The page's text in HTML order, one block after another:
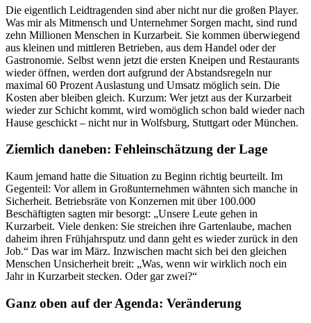
Die eigentlich Leidtragenden sind aber nicht nur die großen Player.
Was mir als Mitmensch und Unternehmer Sorgen macht, sind rund
zehn Millionen Menschen in Kurzarbeit. Sie kommen überwiegend
aus kleinen und mittleren Betrieben, aus dem Handel oder der
Gastronomie. Selbst wenn jetzt die ersten Kneipen und Restaurants
wieder öffnen, werden dort aufgrund der Abstandsregeln nur
maximal 60 Prozent Auslastung und Umsatz möglich sein. Die
Kosten aber bleiben gleich. Kurzum: Wer jetzt aus der Kurzarbeit
wieder zur Schicht kommt, wird womöglich schon bald wieder nach
Hause geschickt – nicht nur in Wolfsburg, Stuttgart oder München.
Ziemlich daneben: Fehleinschätzung der Lage
Kaum jemand hatte die Situation zu Beginn richtig beurteilt. Im
Gegenteil: Vor allem in Großunternehmen wähnten sich manche in
Sicherheit. Betriebsräte von Konzernen mit über 100.000
Beschäftigten sagten mir besorgt: „Unsere Leute gehen in
Kurzarbeit. Viele denken: Sie streichen ihre Gartenlaube, machen
daheim ihren Frühjahrsputz und dann geht es wieder zurück in den
Job.“ Das war im März. Inzwischen macht sich bei den gleichen
Menschen Unsicherheit breit: „Was, wenn wir wirklich noch ein
Jahr in Kurzarbeit stecken. Oder gar zwei?“
Ganz oben auf der Agenda: Veränderung